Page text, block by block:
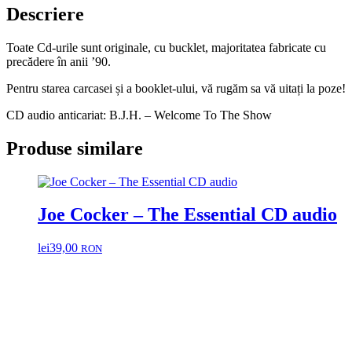
audio
(C2)
Descriere
Toate Cd-urile sunt originale, cu bucklet, majoritatea fabricate cu
precădere în anii ’90.
Pentru starea carcasei și a booklet-ului, vă rugăm sa vă uitați la poze!
CD audio anticariat: B.J.H. – Welcome To The Show
Produse similare
Joe Cocker – The Essential CD audio
lei39,00 RON